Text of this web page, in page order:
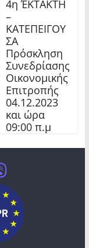
4η ΈΚΤΑΚΤΗ
–
ΚΑΤΕΠΕΙΓΟΥ
ΣΑ
Πρόσκληση
Συνεδρίασης
Οικονομικής
Επιτροπής
04.12.2023
και ώρα
09:00 π.μ